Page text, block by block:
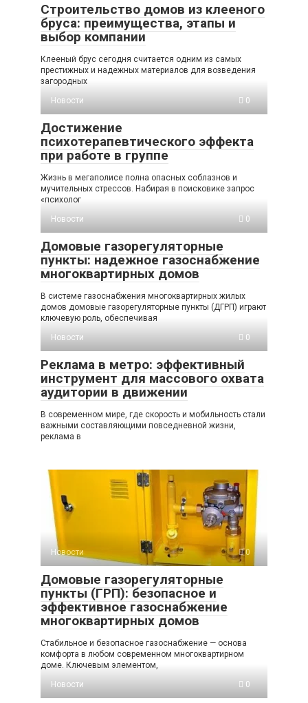
Строительство домов из клееного
бруса: преимущества, этапы и
выбор компании
Клееный брус сегодня считается одним из самых
престижных и надежных материалов для возведения
загородных
Новости
0
Достижение
психотерапевтического эффекта
при работе в группе
Жизнь в мегаполисе полна опасных соблазнов и
мучительных стрессов. Набирая в поисковике запрос
«психолог
Новости
0
Домовые газорегуляторные
пункты: надежное газоснабжение
многоквартирных домов
В системе газоснабжения многоквартирных жилых
домов домовые газорегуляторные пункты (ДГРП) играют
ключевую роль, обеспечивая
Новости
0
Реклама в метро: эффективный
инструмент для массового охвата
аудитории в движении
В современном мире, где скорость и мобильность стали
важными составляющими повседневной жизни,
реклама в
Новости 0
Домовые газорегуляторные
пункты (ГРП): безопасное и
эффективное газоснабжение
многоквартирных домов
Стабильное и безопасное газоснабжение — основа
комфорта в любом современном многоквартирном
доме. Ключевым элементом,
Новости
0